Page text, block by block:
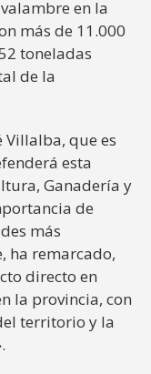
en la
más de 11.000
toneladas
de la
Villalba, que es
esta
Ganadería y
de
más
ha remarcado,
directo en
la provincia, con
territorio y la